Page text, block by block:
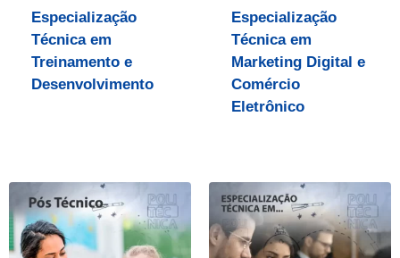
Especialização
Técnica em
Treinamento e
Desenvolvimento
Especialização
Técnica em
Marketing Digital e
Comércio
Eletrônico